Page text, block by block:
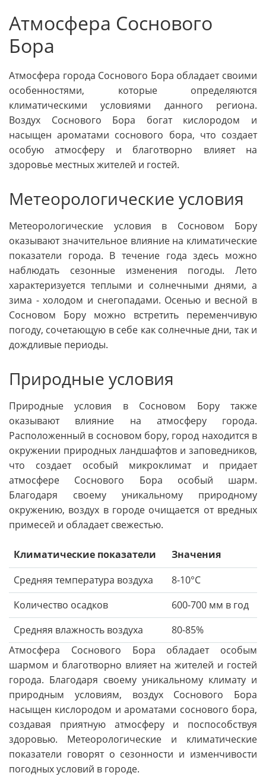
Атмосфера Соснового
Бора
Атмосфера города Соснового Бора обладает своими
особенностями, которые определяются
климатическими условиями данного региона.
Воздух Соснового Бора богат кислородом и
насыщен ароматами соснового бора, что создает
особую атмосферу и благотворно влияет на
здоровье местных жителей и гостей.
Метеорологические условия
Метеорологические условия в Сосновом Бору
оказывают значительное влияние на климатические
показатели города. В течение года здесь можно
наблюдать сезонные изменения погоды. Лето
характеризуется теплыми и солнечными днями, а
зима - холодом и снегопадами. Осенью и весной в
Сосновом Бору можно встретить переменчивую
погоду, сочетающую в себе как солнечные дни, так и
дождливые периоды.
Природные условия
Природные условия в Сосновом Бору также
оказывают влияние на атмосферу города.
Расположенный в сосновом бору, город находится в
окружении природных ландшафтов и заповедников,
что создает особый микроклимат и придает
атмосфере Соснового Бора особый шарм.
Благодаря своему уникальному природному
окружению, воздух в городе очищается от вредных
примесей и обладает свежестью.
Климатические показатели
Значения
Средняя температура воздуха
8-10°C
Количество осадков
600-700 мм в год
Средняя влажность воздуха
80-85%
Атмосфера Соснового Бора обладает особым
шармом и благотворно влияет на жителей и гостей
города. Благодаря своему уникальному климату и
природным условиям, воздух Соснового Бора
насыщен кислородом и ароматами соснового бора,
создавая приятную атмосферу и поспособствуя
здоровью. Метеорологические и климатические
показатели говорят о сезонности и изменчивости
погодных условий в городе.